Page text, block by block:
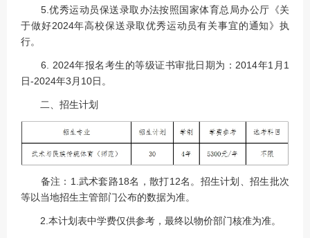
5.优秀运动员保送录取办法按照国家体育总局办公厅《关
于做好2024年高校保送录取优秀运动员有关事宜的通知》执
行。
6. 2024年报名考生的等级证书审批日期为：2014年1月1
日-2024年3月10日。
二、招生计划
备注：1.武术套路18名，散打12名。招生计划、招生批次
等以当地招生主管部门公布的数据为准。
2.本计划表中学费仅供参考，最终以物价部门核准为准。